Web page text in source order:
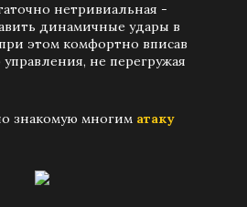
нетривиальная -
динамичные удары в
этом комфортно вписав
не перегружая
знакомую многим атаку